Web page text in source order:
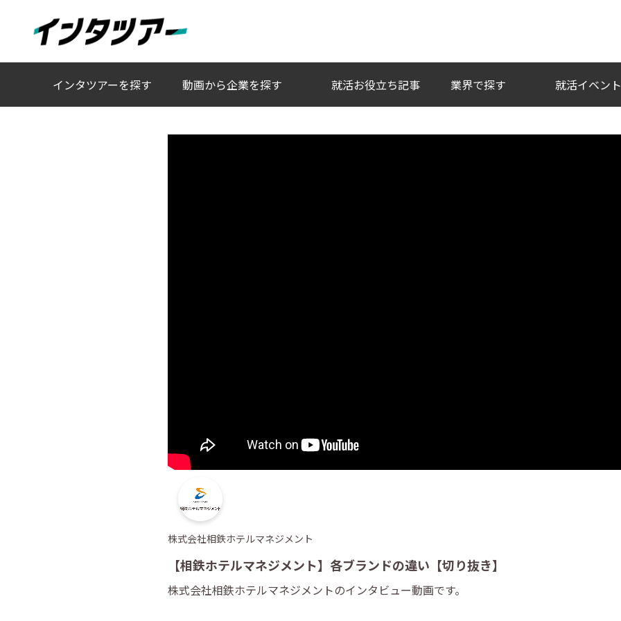
人事キャラクターAIチャットと動画で、これまでにない企業との出会いを。
インタツアーを探す 動画から企業を探す 就活お役立ち記事 業界で探す 就活イベン
株式会社相鉄ホテルマネジメント
【相鉄ホテルマネジメント】各ブランドの違い【切り抜き】
株式会社相鉄ホテルマネジメントのインタビュー動画です。